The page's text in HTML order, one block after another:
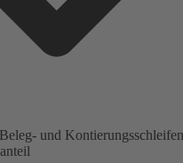
und